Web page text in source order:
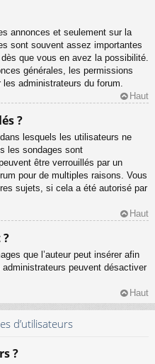
annonces et seulement sur la
sont souvent assez importantes
que vous en avez la possibilité.
générales, les permissions
administrateurs du forum.
Haut
?
lesquels les utilisateurs ne
les sondages sont
être verrouillés par un
pour de multiples raisons. Vous
sujets, si cela a été autorisé par
Haut
que l’auteur peut insérer afin
peuvent désactiver
Haut
d’utilisateurs
?